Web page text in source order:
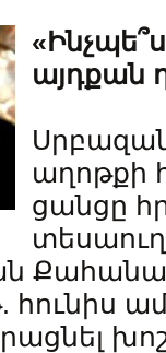
այդքան
աղոթքի
ցանցը
հունիս